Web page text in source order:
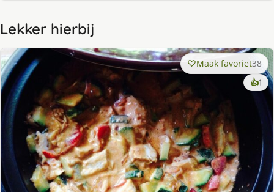
Lekker hierbij
Maak favoriet38
👍1